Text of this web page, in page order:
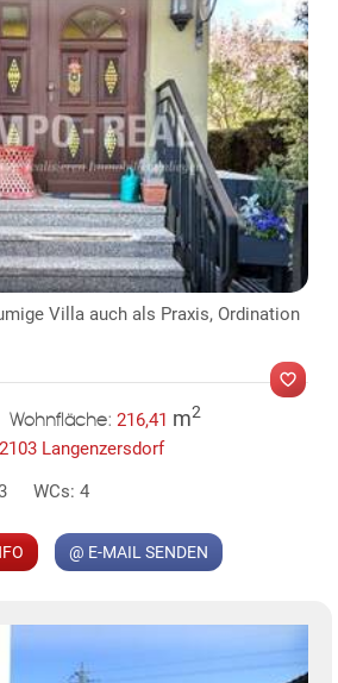
Villa auch als Praxis, Ordination
Wohnfläche: 216,41 m2
2103 Langenzersdorf
WCs: 4
@ E-MAIL SENDEN